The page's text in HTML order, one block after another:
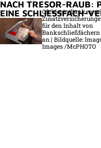
NACH TRESOR-RAUB:
EINE SCHLIESSFACH-
Oft bieten Banken
für den Inhalt von
Bankschließfächern
an.| Bildquelle:
Images /McPHOTO